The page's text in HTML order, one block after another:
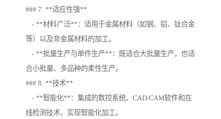
### 7. **适应性强**
- **材料广泛**：适用于金属材料（如钢、铝、钛合金
等）以及非金属材料的加工。
- **批量生产与单件生产**：既适合大批量生产，也适
合小批量、多品种的柔性生产。
### 8. **技术**
- **智能化**：集成的数控系统、CAD/CAM软件和在
线检测技术，实现智能化加工。